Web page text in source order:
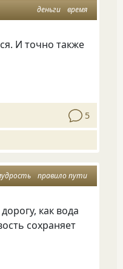
деньги время
И точно также
5
правило пути
как вода
сохраняет